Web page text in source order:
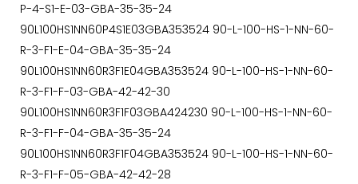
P-4-S1-E-03-GBA-35-35-24
90L100HS1NN60P4S1E03GBA353524 90-L-100-HS-1-NN-60-
R-3-F1-E-04-GBA-35-35-24
90L100HS1NN60R3F1E04GBA353524 90-L-100-HS-1-NN-60-
R-3-F1-F-03-GBA-42-42-30
90L100HS1NN60R3F1F03GBA424230 90-L-100-HS-1-NN-60-
R-3-F1-F-04-GBA-35-35-24
90L100HS1NN60R3F1F04GBA353524 90-L-100-HS-1-NN-60-
R-3-F1-F-05-GBA-42-42-28